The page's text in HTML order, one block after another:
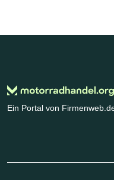
Ein Portal von